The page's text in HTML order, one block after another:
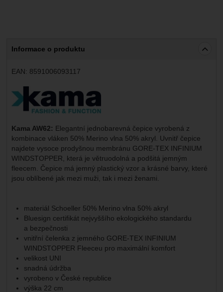
Informace o produktu
EAN: 8591006093117
Výrobce:
Kama AW62: Elegantní jednobarevná čepice vyrobená z
kombinace vláken 50% Merino vlna 50% akryl. Uvnitř čepice
najdete vysoce prodyšnou membránu GORE-TEX INFINIUM
WINDSTOPPER, která je větruodolná a podšitá jemným
fleecem. Čepice má jemný plastický vzor a krásné barvy, které
jsou oblíbené jak mezi muži, tak i mezi ženami.
materiál Schoeller 50% Merino vlna 50% akryl
Bluesign certifikát nejvyššího ekologického standardu
a bezpečnosti
vnitřní čelenka z jemného GORE-TEX INFINIUM
WINDSTOPPER Fleeceu pro maximální komfort
velikost UNI
snadná údržba
vyrobeno v České republice
výška 22 cm